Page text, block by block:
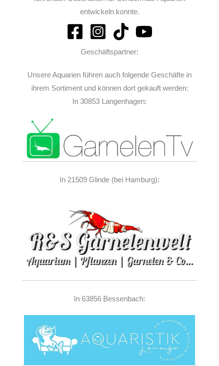
entwickeln konnte.
Geschäftspartner:
Unsere Aquarien führen auch folgende Geschäfte in
ihrem Sortiment und können dort gekauft werden:
In 30853 Langenhagen:
In 21509 Glinde (bei Hamburg):
In 63856 Bessenbach: